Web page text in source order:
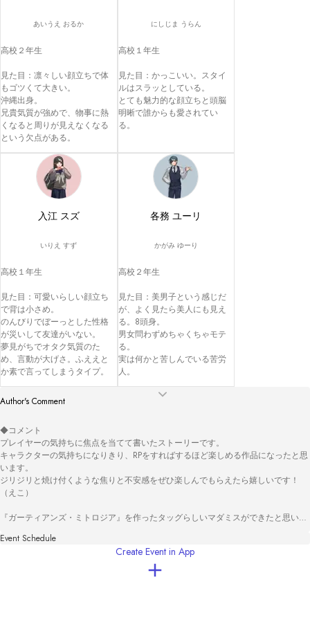
あいうえ おるか
高校２年生
見た目：凛々しい顔立ちで体
もゴツくて大きい。
沖縄出身。
兄貴気質が強めで、物事に熱
くなると周りが見えなくなる
という欠点がある。
にしじま うらん
高校１年生
見た目：かっこいい。スタイ
ルはスラッとしている。
とても魅力的な顔立ちと頭脳
明晰で誰からも愛されてい
る。
入江 スズ
いりえ すず
高校１年生
見た目：可愛いらしい顔立ち
で背は小さめ。
のんびりでぼーっとした性格
が災いして友達がいない。
夢見がちでオタク気質のた
め、言動が大げさ。ふええと
か素で言ってしまうタイプ。
各務 ユーリ
かがみ ゆーり
高校２年生
見た目：美男子という感じだ
が、よく見たら美人にも見え
る。8頭身。
男女問わずめちゃくちゃモテ
る。
実は何かと苦しんでいる苦労
人。
Author's Comment
◆コメント
プレイヤーの気持ちに焦点を当てて書いたストーリーです。
キャラクターの気持ちになりきり、RPをすればするほど楽しめる作品になったと思
います。
ジリジリと焼け付くような焦りと不安感をぜひ楽しんでもらえたら嬉しいです！
（えこ）
『ガーティアンズ・ミトロジア』を作ったタッグらしいマダミスができたと思いま
『ガーディアンズ・ミトロジア』が面白かったという方は必須で、やってない人も
損はさせないので、ぜひお試しいただけると嬉しいです。
怒涛の展開と感想戦をお楽しみください。（ユート）
Event Schedule
Create Event in App